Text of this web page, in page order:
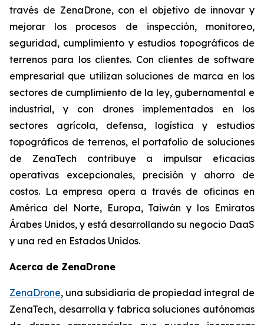
través de ZenaDrone, con el objetivo de innovar y
mejorar los procesos de inspección, monitoreo,
seguridad, cumplimiento y estudios topográficos de
terrenos para los clientes. Con clientes de software
empresarial que utilizan soluciones de marca en los
sectores de cumplimiento de la ley, gubernamental e
industrial, y con drones implementados en los
sectores agrícola, defensa, logística y estudios
topográficos de terrenos, el portafolio de soluciones
de ZenaTech contribuye a impulsar eficacias
operativas excepcionales, precisión y ahorro de
costos. La empresa opera a través de oficinas en
América del Norte, Europa, Taiwán y los Emiratos
Árabes Unidos, y está desarrollando su negocio DaaS
y una red en Estados Unidos.
Acerca de ZenaDrone
ZenaDrone, una subsidiaria de propiedad integral de
ZenaTech, desarrolla y fabrica soluciones autónomas